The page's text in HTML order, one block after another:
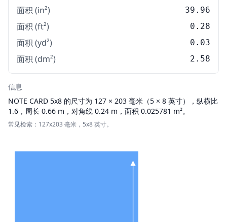
面积 (in²) 39.96
面积 (ft²) 0.28
面积 (yd²) 0.03
面积 (dm²) 2.58
信息
NOTE CARD 5x8 的尺寸为 127 × 203 毫米（5 × 8 英寸），纵横比
1.6，周长 0.66 m，对角线 0.24 m，面积 0.025781 m²。
常见检索：127x203 毫米，5x8 英寸。